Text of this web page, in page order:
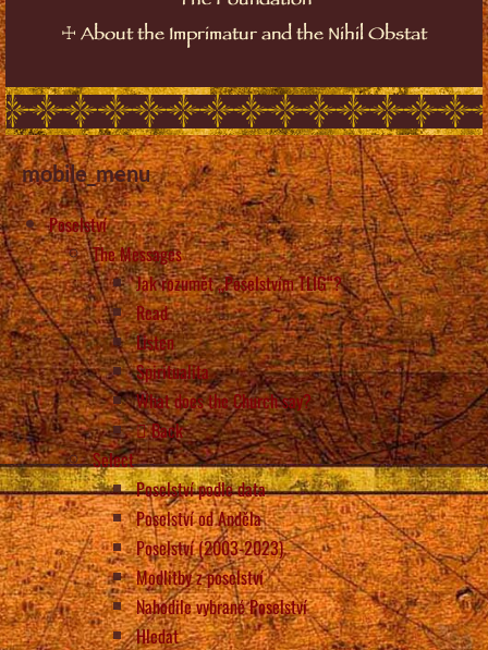
☩ About the Imprimatur and the Nihil Obstat
mobile_menu
Poselství
The Messages
Jak rozumět „Poselstvím TLIG“?
Read
Listen
Spiritualita
What does the Church say?
Back
Select
Poselství podle data
Poselství od Anděla
Poselství (2003-2023)
Modlitby z poselství
Nahodile vybrané Poselství
Hledat